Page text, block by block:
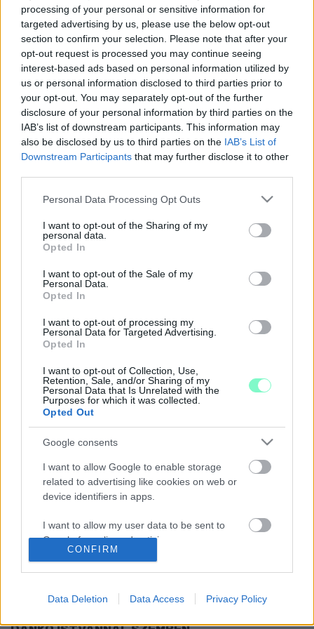
processing of your personal or sensitive information for
targeted advertising by us, please use the below opt-out
section to confirm your selection. Please note that after your
opt-out request is processed you may continue seeing
interest-based ads based on personal information utilized by
us or personal information disclosed to third parties prior to
your opt-out. You may separately opt-out of the further
disclosure of your personal information by third parties on the
IAB’s list of downstream participants. This information may
also be disclosed by us to third parties on the IAB’s List of
Downstream Participants that may further disclose it to other
Please note that this website/app uses one or more Google
not limited to your visit or usage behaviour. You may click to
grant or deny consent to Google and its third-party tags to
use your data for below specified purposes in below Google
consent section.
Personal Data Processing Opt Outs
I want to opt-out of the Sharing of my
personal data.
Opted In
I want to opt-out of the Sale of my
Personal Data.
Opted In
I want to opt-out of processing my
Personal Data for Targeted Advertising.
Opted In
I want to opt-out of Collection, Use,
Retention, Sale, and/or Sharing of my
Personal Data that Is Unrelated with the
Purposes for which it was collected.
Opted Out
Google consents
I want to allow Google to enable storage
related to advertising like cookies on web or
device identifiers in apps.
I want to allow my user data to be sent to
Google for online advertising purposes.
CONFIRM
Data Deletion Data Access Privacy Policy
Egy év időhúzás után újabb hatvan napjuk van megküldeni az
adatokat.
A KÚRIA SZERINT IS KÖZZÉ KELL TENNIE A
GYŐRI KUKÁS CÉGNEK, HOGY MELYIK
ALVÁLLALKOZÓNAK MENNYI PÉNZT FIZETTEK
KI
2024. január. 12. 07:39
Harmadfokon is pert nyertünk az egy éve titkolózó GYHG ellen.
ÖTÖDSZÖR IS ELBUKOTT A KÚRIÁN DÉZSI
CSABA ANDRÁS VÁLTOZTATÁSI TILALMI
RENDELETE
Megsemmisítette a májusban elfogadott legutóbbi verziót a
ELKASZÁLTA A KÚRIA A GYŐRI
ÖNKORMÁNYZAT PRÓBÁLKOZÁSÁT ARRA,
PARKOLÓHELYET KELLJEN ÉPÍTENI
2023. október. 02. 18:44
írhat elő kötelezőan az önkormányzat.
TOVÁBB AKADÁLYOZZA AZ ALVÁLLALKOZÓI
GYHG
2023. augusztus. 10. 07:30
Jogerős ítélet alapján kéne kiadniuk a közpénzköltés adatait,
most inkább a Kúriához fordultak felülvizsgálatért.
NEGYEDSZER IS MEGSEMMISÍTETTÉK DÉZSI
CSABA ANDRÁS VÁLTOZTATÁSI TILALMÁT
2023. július. 12. 07:43
A kormányhivatal támadta meg a tavaly szeptemberi, 2020
májusa óta negyedik változtatási tilalmat, a Kúria mellettük
ISMÉT BEPERLI A VAS NÉPÉT NEMÉNY ANDRÁS
2023. június. 15. 09:41
NEMÉNY POLGÁRMESTER PERT NYERT AZ